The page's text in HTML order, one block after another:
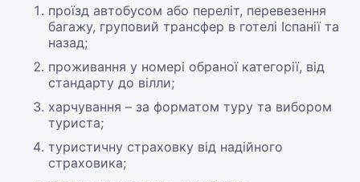
проїзд автобусом або переліт, перевезення
багажу, груповий трансфер в готелі Іспанії та
назад;
проживання у номері обраної категорії, від
стандарту до вілли;
харчування – за форматом туру та вибором
туриста;
туристичну страховку від надійного
страховика;